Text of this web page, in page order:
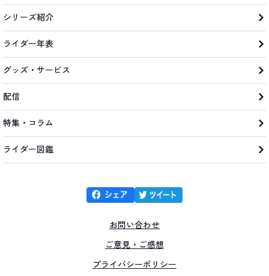
シリーズ紹介
ライダー年表
グッズ・サービス
配信
特集・コラム
ライダー図鑑
お問い合わせ
ご意見・ご感想
プライバシーポリシー